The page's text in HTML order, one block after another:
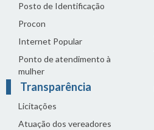
Posto de Identificação
Procon
Internet Popular
Ponto de atendimento à
mulher
Transparência
Licitações
Atuação dos vereadores